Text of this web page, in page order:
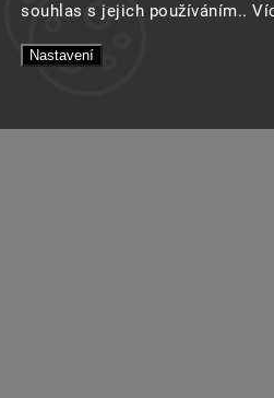
souhlas s jejich používáním..
Nastavení